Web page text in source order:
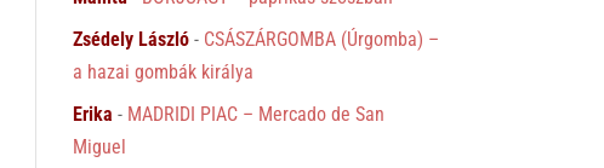
Zsédely László - CSÁSZÁRGOMBA (Úrgomba) –
a hazai gombák királya
Erika - MADRIDI PIAC – Mercado de San
Miguel